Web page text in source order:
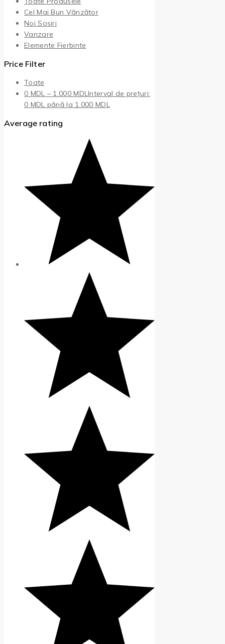
Cel Mai Bun Vânzător
Noi Sosiri
Vanzare
Elemente Fierbinte
Price Filter
Toate
0 MDL – 1.000MDLInterval de prețuri:
0 MDL până la 1.000 MDL
Average rating